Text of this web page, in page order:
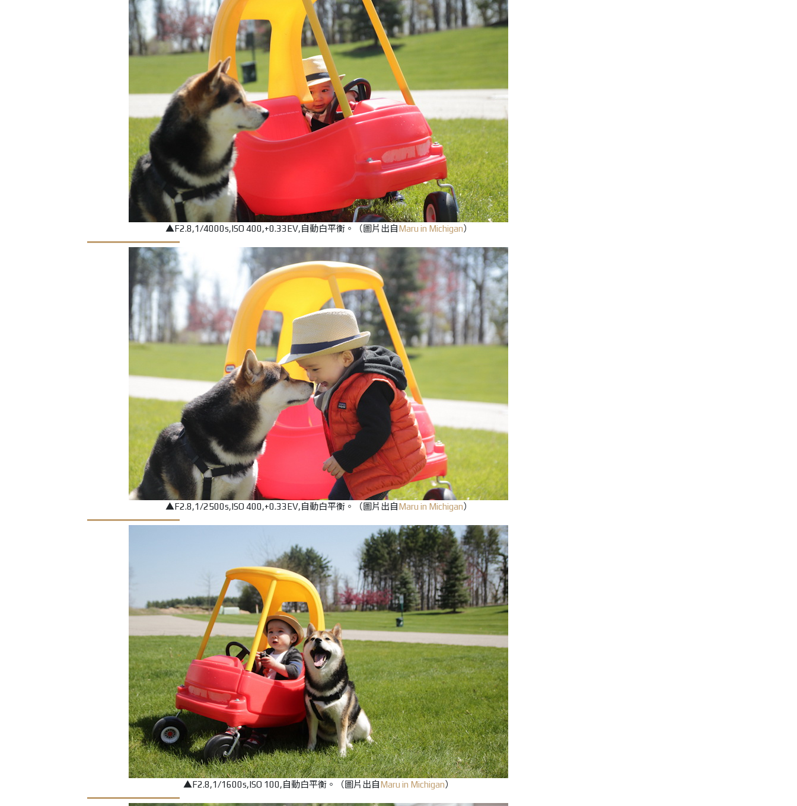
▲F2.8,1/4000s,ISO 400,+0.33EV,自動白平衡。（圖片出自Maru in Michigan）
▲F2.8,1/2500s,ISO 400,+0.33EV,自動白平衡。（圖片出自Maru in Michigan）
▲F2.8,1/1600s,ISO 100,自動白平衡。（圖片出自Maru in Michigan）